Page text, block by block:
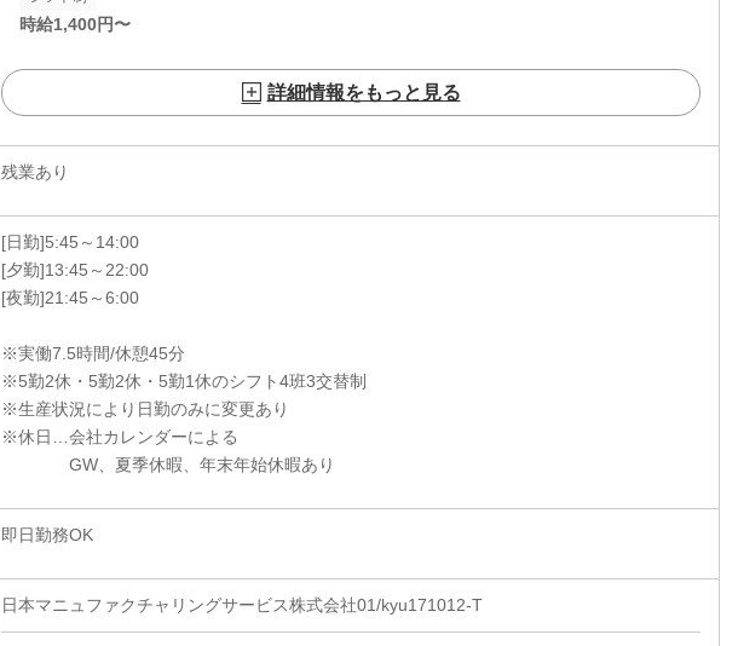
時給1,400円〜
詳細情報をもっと見る
残業あり
[日勤]5:45～14:00
[夕勤]13:45～22:00
[夜勤]21:45～6:00
※実働7.5時間/休憩45分
※5勤2休・5勤2休・5勤1休のシフト4班3交替制
※生産状況により日勤のみに変更あり
※休日…会社カレンダーによる
GW、夏季休暇、年末年始休暇あり
即日勤務OK
日本マニュファクチャリングサービス株式会社01/kyu171012-T